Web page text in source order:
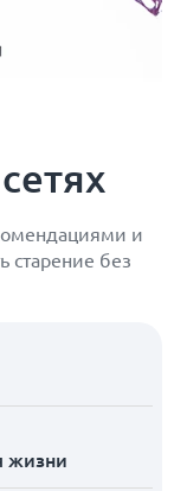
и
старение без
жизни